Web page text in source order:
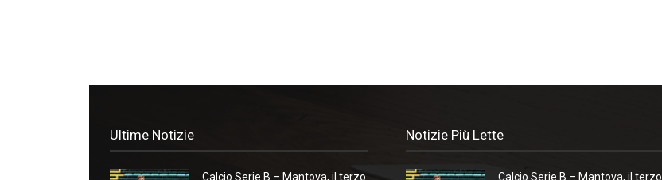
Ultime Notizie
Calcio Serie B – Mantova, il terzo
Notizie Più Lette
Calcio Serie B – Mantova, il terzo